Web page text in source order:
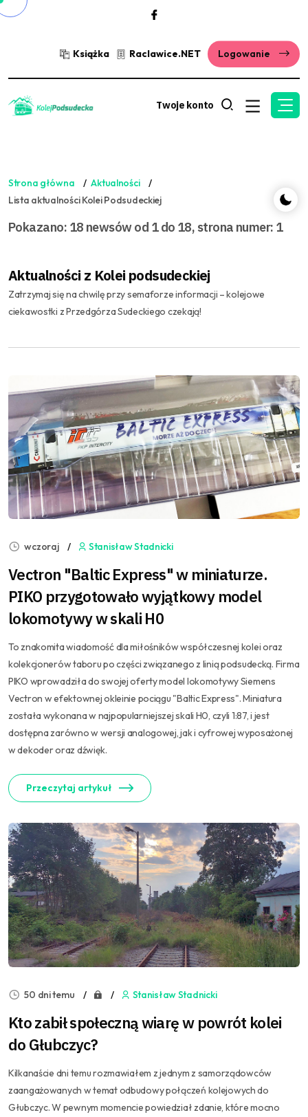
Książka Raclawice.NET Logowanie
Twoje konto
Strona główna
Aktualności
Lista aktualności Kolei Podsudeckiej
Pokazano: 18 newsów od 1 do 18, strona numer: 1
Aktualności z Kolei podsudeckiej
Zatrzymaj się na chwilę przy semaforze informacji – kolejowe
ciekawostki z Przedgórza Sudeckiego czekają!
wczoraj Stanisław Stadnicki
Vectron "Baltic Express" w miniaturze.
PIKO przygotowało wyjątkowy model
lokomotywy w skali H0
To znakomita wiadomość dla miłośników współczesnej kolei oraz
kolekcjonerów taboru po części związanego z linią podsudecką. Firma
PIKO wprowadziła do swojej oferty model lokomotywy Siemens
Vectron w efektownej okleinie pociągu "Baltic Express". Miniatura
została wykonana w najpopularniejszej skali H0, czyli 1:87, i jest
dostępna zarówno w wersji analogowej, jak i cyfrowej wyposażonej
w dekoder oraz dźwięk.
Przeczytaj artykuł
50 dni temu Stanisław Stadnicki
Kto zabił społeczną wiarę w powrót kolei
do Głubczyc?
Kilkanaście dni temu rozmawiałem z jednym z samorządowców
zaangażowanych w temat odbudowy połączeń kolejowych do
Głubczyc. W pewnym momencie powiedział zdanie, które mocno